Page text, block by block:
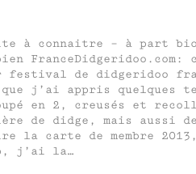
à connaitre – à part
festival de didgeridoo
j’ai appris quelques
en 2, creusés et
de didge, mais aussi
la carte de membre
j’ai la…